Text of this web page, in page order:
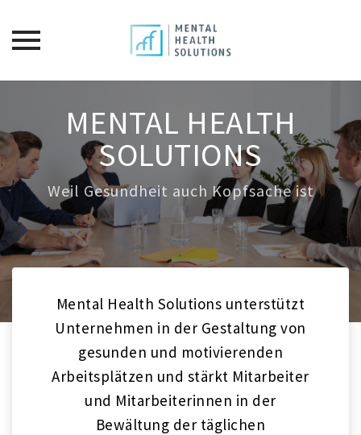
MENTAL HEALTH
SOLUTIONS
Weil Gesundheit auch Kopfsache ist
Mental Health Solutions unterstützt
Unternehmen in der Gestaltung von
gesunden und motivierenden
Arbeitsplätzen und stärkt Mitarbeiter
und Mitarbeiterinnen in der
Bewältung der täglichen